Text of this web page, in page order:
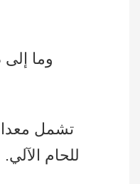
تشمل معدات
للحام الآلي.